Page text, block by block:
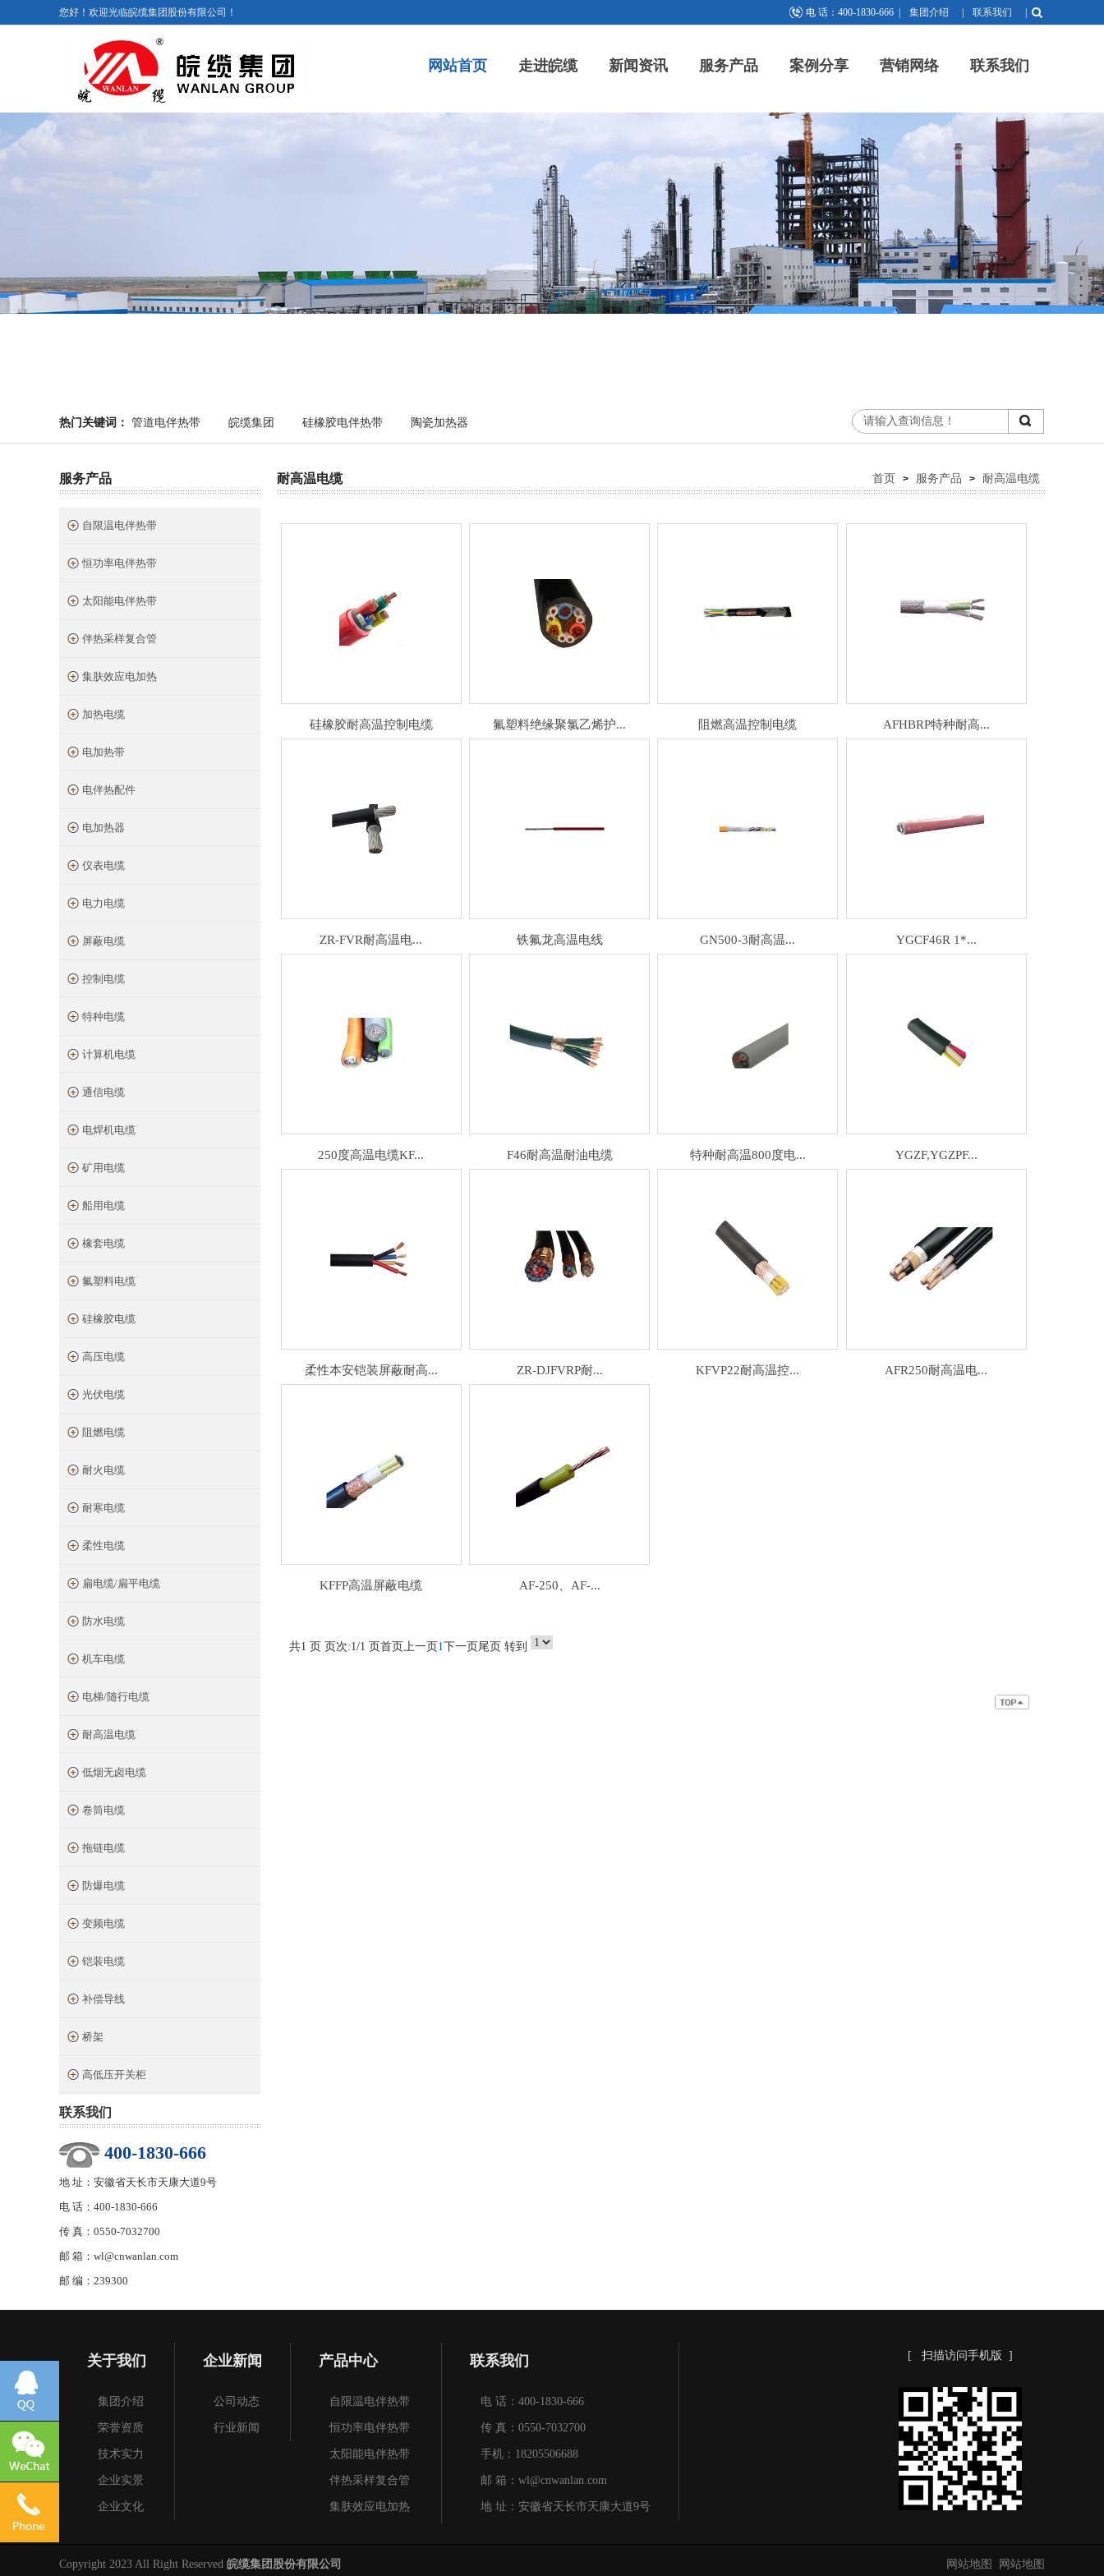
您好！欢迎光临皖缆集团股份有限公司！ 电 话：400-1830-666 集团介绍 联系我们
网站首页 走进皖缆 新闻资讯 服务产品 案例分享 营销网络 联系我们
热门关键词： 管道电伴热带 皖缆集团 硅橡胶电伴热带 陶瓷加热器
服务产品
自限温电伴热带
恒功率电伴热带
太阳能电伴热带
伴热采样复合管
集肤效应电加热
加热电缆
电加热带
电伴热配件
电加热器
仪表电缆
电力电缆
屏蔽电缆
控制电缆
特种电缆
计算机电缆
通信电缆
电焊机电缆
矿用电缆
船用电缆
橡套电缆
氟塑料电缆
硅橡胶电缆
高压电缆
光伏电缆
阻燃电缆
耐火电缆
耐寒电缆
柔性电缆
扁电缆/扁平电缆
防水电缆
机车电缆
电梯/随行电缆
耐高温电缆
低烟无卤电缆
卷筒电缆
拖链电缆
防爆电缆
变频电缆
铠装电缆
补偿导线
桥架
高低压开关柜
联系我们
400-1830-666
地 址：安徽省天长市天康大道9号
电 话：400-1830-666
传 真：0550-7032700
邮 箱：wl@cnwanlan.com
邮 编：239300
首页 > 服务产品 > 耐高温电缆
耐高温电缆
硅橡胶耐高温控制电缆 氟塑料绝缘聚氯乙烯护... 阻燃高温控制电缆 AFHBRP特种耐高...
ZR-FVR耐高温电... 铁氟龙高温电线 GN500-3耐高温... YGCF46R 1*...
250度高温电缆KF... F46耐高温耐油电缆 特种耐高温800度电... YGZF,YGZPF...
柔性本安铠装屏蔽耐高... ZR-DJFVRP耐... KFVP22耐高温控... AFR250耐高温电...
KFFP高温屏蔽电缆 AF-250、AF-...
共1 页 页次:1/1 页首页上一页1下一页尾页 转到
关于我们
集团介绍
荣誉资质
技术实力
企业实景
企业文化
企业新闻
公司动态
行业新闻
产品中心
自限温电伴热带
恒功率电伴热带
太阳能电伴热带
伴热采样复合管
集肤效应电加热
电加热带
联系我们
电 话：400-1830-666
传 真：0550-7032700
手机：18205506688
邮 箱：wl@cnwanlan.com
地 址：安徽省天长市天康大道9号
[ 扫描访问手机版 ]
Copyright 2023 All Right Reserved 皖缆集团股份有限公司 网站地图 网站地图